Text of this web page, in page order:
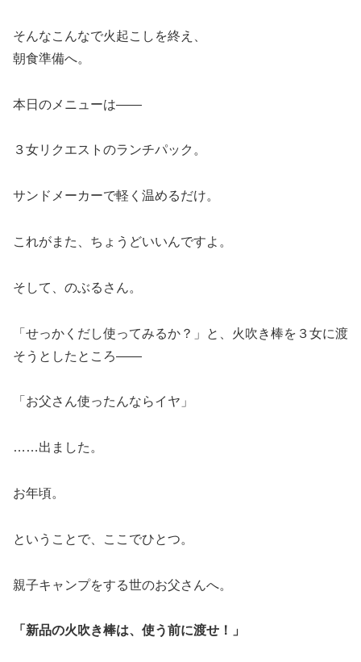
そんなこんなで火起こしを終え、
朝食準備へ。
本日のメニューは——
３女リクエストのランチパック。
サンドメーカーで軽く温めるだけ。
これがまた、ちょうどいいんですよ。
そして、のぶるさん。
「せっかくだし使ってみるか？」と、火吹き棒を３女に渡
そうとしたところ——
「お父さん使ったんならイヤ」
……出ました。
お年頃。
ということで、ここでひとつ。
親子キャンプをする世のお父さんへ。
「新品の火吹き棒は、使う前に渡せ！」